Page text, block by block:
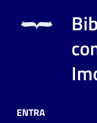
contenuti
ENTRA